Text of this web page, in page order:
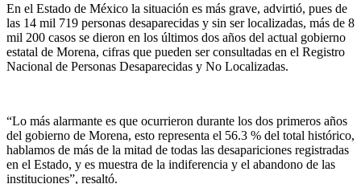
En el Estado de México la situación es más grave, advirtió, pues de
las 14 mil 719 personas desaparecidas y sin ser localizadas, más de 8
mil 200 casos se dieron en los últimos dos años del actual gobierno
estatal de Morena, cifras que pueden ser consultadas en el Registro
Nacional de Personas Desaparecidas y No Localizadas.
“Lo más alarmante es que ocurrieron durante los dos primeros años
del gobierno de Morena, esto representa el 56.3 % del total histórico,
hablamos de más de la mitad de todas las desapariciones registradas
en el Estado, y es muestra de la indiferencia y el abandono de las
instituciones”, resaltó.